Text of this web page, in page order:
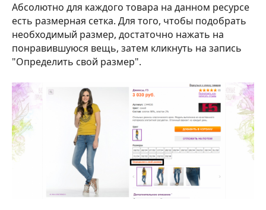
Абсолютно для каждого товара на данном ресурсе
есть размерная сетка. Для того, чтобы подобрать
необходимый размер, достаточно нажать на
понравившуюся вещь, затем кликнуть на запись
"Определить свой размер".